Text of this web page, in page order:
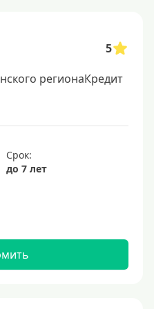
5
регионаКредит
Срок:
до 7 лет